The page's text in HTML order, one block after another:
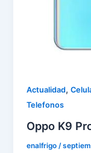
Actualidad,
Telefonos
Oppo K9
enalfrigo/